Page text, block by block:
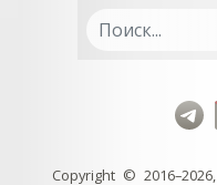
Copyright © 2016–2026,